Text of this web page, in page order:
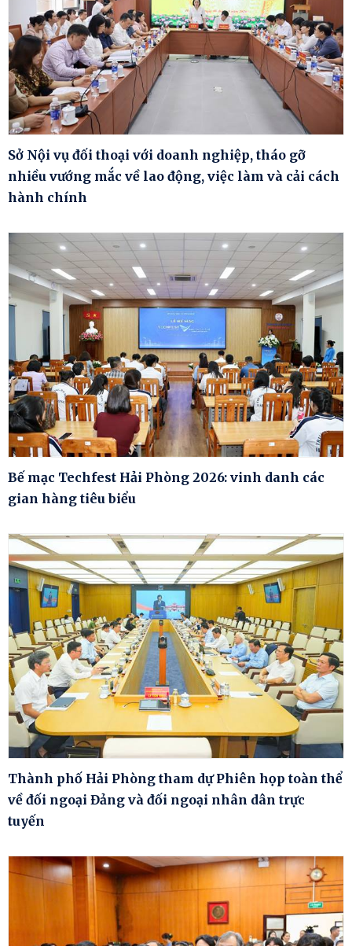
Sở Nội vụ đối thoại với doanh nghiệp, tháo gỡ
nhiều vướng mắc về lao động, việc làm và cải cách
hành chính
Bế mạc Techfest Hải Phòng 2026: vinh danh các
gian hàng tiêu biểu
Thành phố Hải Phòng tham dự Phiên họp toàn thể
về đối ngoại Đảng và đối ngoại nhân dân trực
tuyến